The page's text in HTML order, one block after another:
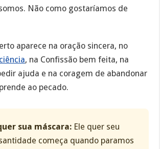
Não como gostaríamos de
aparece na oração sincera, no
, na Confissão bem feita, na
ajuda e na coragem de abandonar
ao pecado.
sua máscara: Ele quer seu
começa quando paramos